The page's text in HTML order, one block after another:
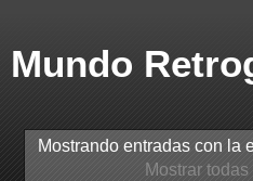
Mundo
Mostrando entradas con la
Mostrar